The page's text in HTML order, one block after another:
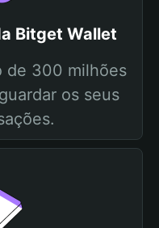
Bitget Wallet
de 300 milhões
os seus